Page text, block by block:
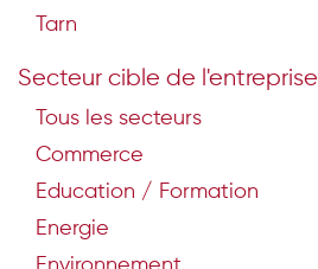
Tarn
Secteur cible de l'entreprise
Tous les secteurs
Commerce
Education / Formation
Energie